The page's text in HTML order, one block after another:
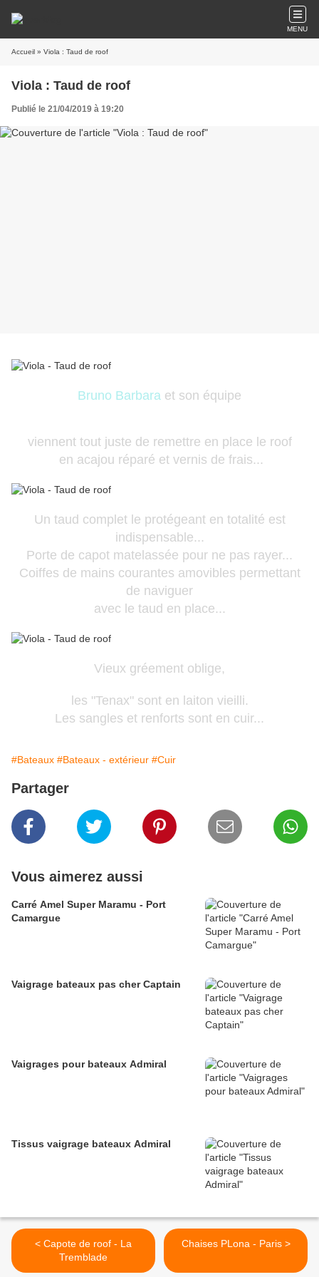
MENU
Accueil » Viola : Taud de roof
Viola : Taud de roof
Publié le 21/04/2019 à 19:20
Bruno Barbara et son équipe
viennent tout juste de remettre en place le roof
en acajou réparé et vernis de frais...
Un taud complet le protégeant en totalité est
indispensable...
Porte de capot matelassée pour ne pas rayer...
Coiffes de mains courantes amovibles permettant
de naviguer
avec le taud en place...
Vieux gréement oblige,
les "Tenax" sont en laiton vieilli.
Les sangles et renforts sont en cuir...
#Bateaux #Bateaux - extérieur #Cuir
Partager
Vous aimerez aussi
Carré Amel Super Maramu - Port
Camargue
Vaigrage bateaux pas cher Captain
Vaigrages pour bateaux Admiral
Tissus vaigrage bateaux Admiral
< Capote de roof - La
Tremblade
Chaises PLona - Paris >